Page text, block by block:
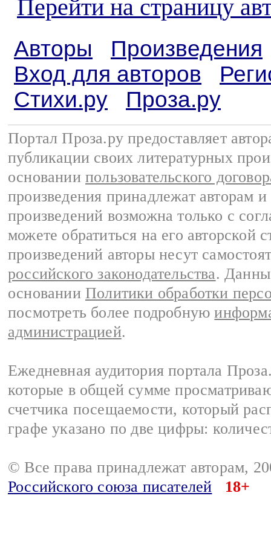
Перейти на страницу
Авторы
Произведения
Вход для авторов
Стихи.ру
Проза.ру
Портал Проза.ру предоставляет
публикации своих литературных
основании пользовательского
произведения принадлежат авторам
произведений возможна только с
можете обратиться на его авторской
произведений авторы несут
российского законодательства.
основании Политики обработки
посмотреть более подробную
администрацией.
Ежедневная аудитория портала
которые в общей сумме
счетчика посещаемости, который
графе указано по две цифры:
© Все права принадлежат авторам,
Российского союза писателей
18+